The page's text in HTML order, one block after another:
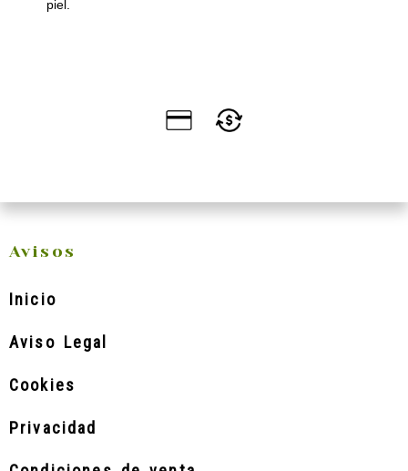
piel.
Avisos
Inicio
Aviso Legal
Cookies
Privacidad